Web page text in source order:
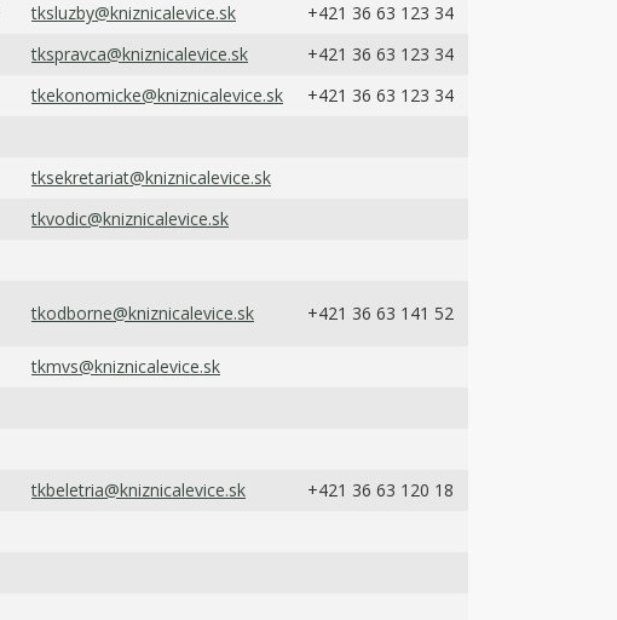
tksluzby@kniznicalevice.sk
+421 36 63 123 34
tkspravca@kniznicalevice.sk
+421 36 63 123 34
tkekonomicke@kniznicalevice.sk
+421 36 63 123 34
tksekretariat@kniznicalevice.sk
tkvodic@kniznicalevice.sk
tkodborne@kniznicalevice.sk +421 36 63 141 52
tkmvs@kniznicalevice.sk
tkbeletria@kniznicalevice.sk
+421 36 63 120 18